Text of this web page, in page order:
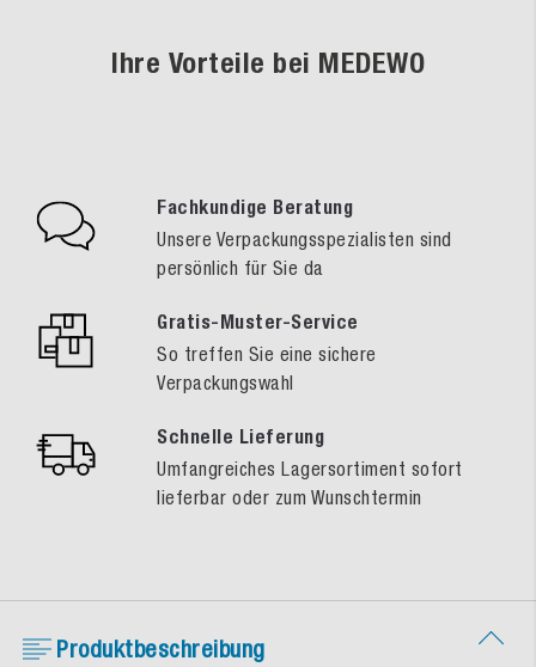
Ihre Vorteile bei MEDEWO
Fachkundige Beratung
Unsere Verpackungsspezialisten sind
persönlich für Sie da
Gratis-Muster-Service
So treffen Sie eine sichere
Verpackungswahl
Schnelle Lieferung
Umfangreiches Lagersortiment sofort
lieferbar oder zum Wunschtermin
Produktbeschreibung